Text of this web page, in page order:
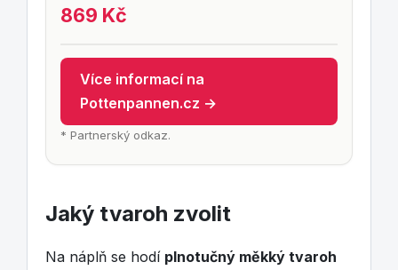
869 Kč
Více informací na
Pottenpannen.cz →
* Partnerský odkaz.
Jaký tvaroh zvolit
Na náplň se hodí plnotučný měkký tvaroh